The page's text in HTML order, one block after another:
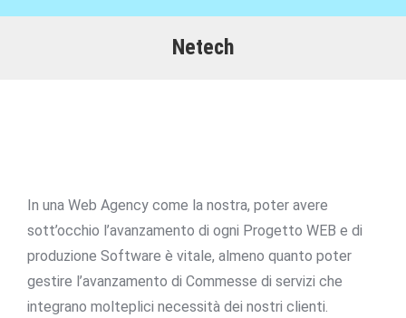
Netech
In una Web Agency come la nostra, poter avere
sott’occhio l’avanzamento di ogni Progetto WEB e di
produzione Software è vitale, almeno quanto poter
gestire l’avanzamento di Commesse di servizi che
integrano molteplici necessità dei nostri clienti.